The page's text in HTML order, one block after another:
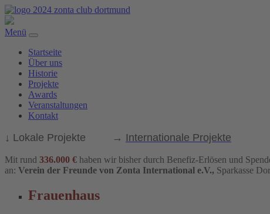
Menü
Startseite
Über uns
Historie
Projekte
Awards
Veranstaltungen
Kontakt
↓ Lokale Projekte → Internationale Projekte
Mit rund 336.000 € haben wir bisher durch Benefiz-Erlösen und
an: Verein der Freunde von Zonta International e.V., Sparkasse
Frauenhaus